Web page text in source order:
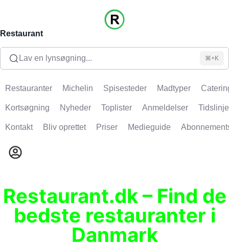
Restaurant
Lav en lynsøgning... ⌘+K
Restauranter Michelin Spisesteder Madtyper
Kortsøgning Nyheder Toplister Anmeldelser Tidslinje
Kontakt Bliv oprettet Priser Medieguide
Restaurant.dk – Find de
bedste restauranter i
Danmark